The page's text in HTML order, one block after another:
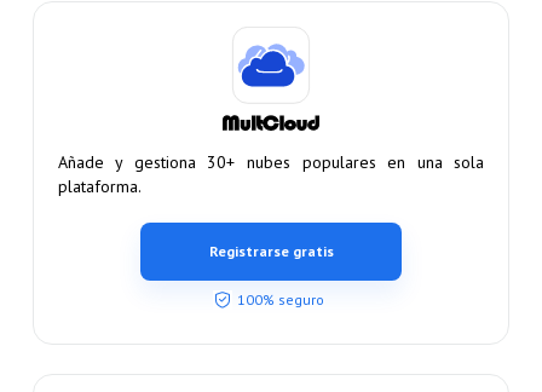
Añade y gestiona 30+ nubes populares en una sola
plataforma.
Registrarse gratis
100% seguro